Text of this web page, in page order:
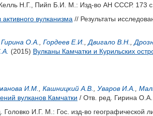
Н.Г. Пийп Б.И.
М.: Изд-во АН СССР. 173 с.
вулканизма // Результаты
Гирина О.А. Гордеев Е.И. Двигало В.Н.
(2015) Вулканы Камчатки и Курильских
И.М. Кашницкий А.В. Уваров И.А.
вулканов Камчатки / Отв. ред. Гирина О.А.
Головко И.Г. М.: Гос. изд-во географической